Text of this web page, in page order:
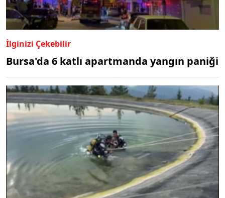
İlginizi Çekebilir
Bursa'da 6 katlı apartmanda yangın paniği